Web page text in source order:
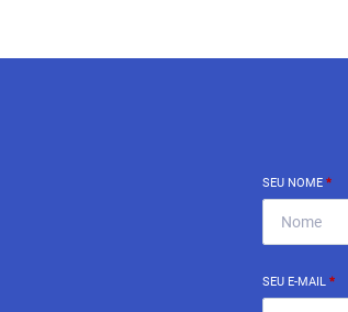
SEU NOME *
SEU E-MAIL *